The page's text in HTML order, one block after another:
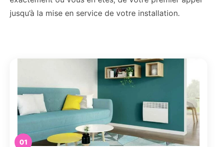
jusqu’à la mise en service de votre installation.
01